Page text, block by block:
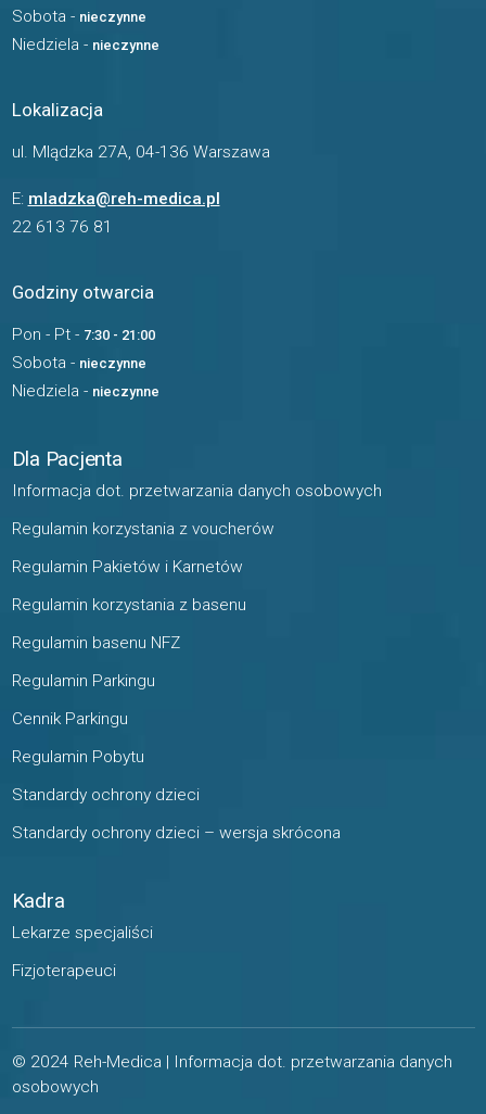
Sobota - nieczynne
Niedziela - nieczynne
Lokalizacja
ul. Mlądzka 27A, 04-136 Warszawa
E: mladzka@reh-medica.pl
22 613 76 81
Godziny otwarcia
Pon - Pt - 7:30 - 21:00
Sobota - nieczynne
Niedziela - nieczynne
Dla Pacjenta
Informacja dot. przetwarzania danych osobowych
Regulamin korzystania z voucherów
Regulamin Pakietów i Karnetów
Regulamin korzystania z basenu
Regulamin basenu NFZ
Regulamin Parkingu
Cennik Parkingu
Regulamin Pobytu
Standardy ochrony dzieci
Standardy ochrony dzieci – wersja skrócona
Kadra
Lekarze specjaliści
Fizjoterapeuci
© 2024 Reh-Medica | Informacja dot. przetwarzania danych
osobowych